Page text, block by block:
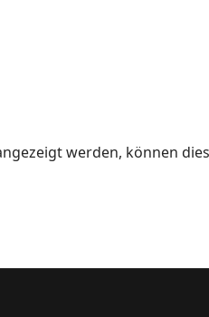
werden, können